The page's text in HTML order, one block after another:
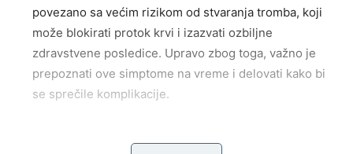
povezano sa većim rizikom od stvaranja tromba, koji
može blokirati protok krvi i izazvati ozbiljne
zdravstvene posledice. Upravo zbog toga, važno je
prepoznati ove simptome na vreme i delovati kako bi
se sprečile komplikacije.